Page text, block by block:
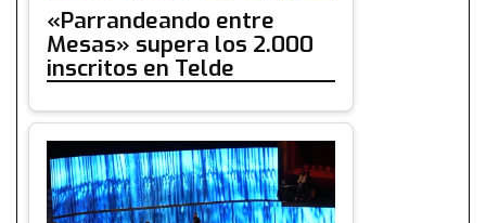
«Parrandeando entre
Mesas» supera los 2.000
inscritos en Telde